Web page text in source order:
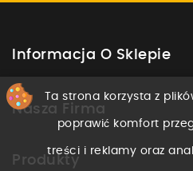
Informacja O Sklepie
Nasza Firma
Produkty
Ta strona korzysta z
poprawić komfort
treści i reklamy oraz